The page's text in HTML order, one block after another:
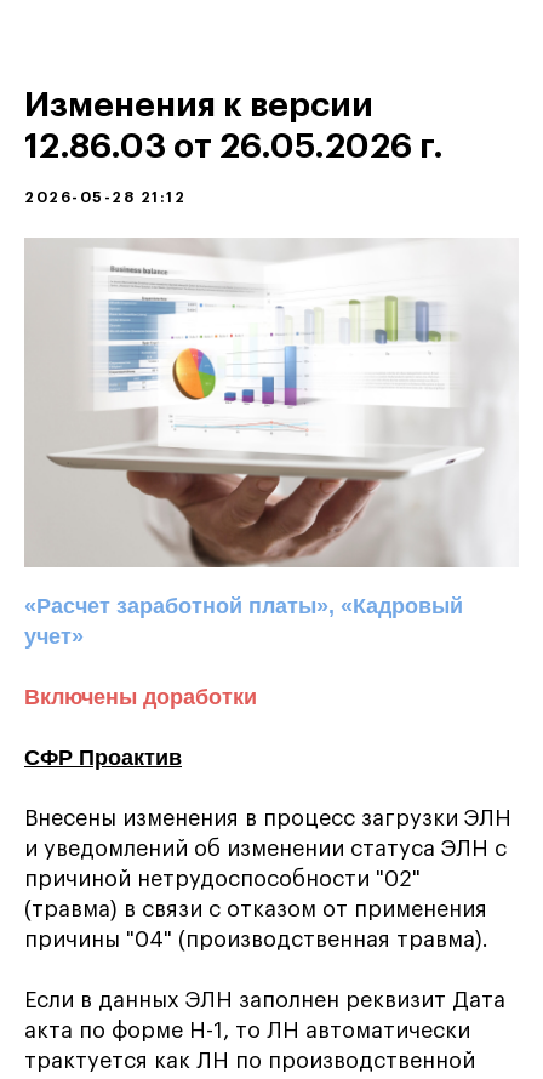
Изменения к версии
12.86.03 от 26.05.2026 г.
2026-05-28 21:12
«Расчет заработной платы», «Кадровый
учет»
Включены доработки
СФР Проактив
Внесены изменения в процесс загрузки ЭЛН
и уведомлений об изменении статуса ЭЛН с
причиной нетрудоспособности "02"
(травма) в связи с отказом от применения
причины "04" (производственная травма).
Если в данных ЭЛН заполнен реквизит Дата
акта по форме Н-1, то ЛН автоматически
трактуется как ЛН по производственной